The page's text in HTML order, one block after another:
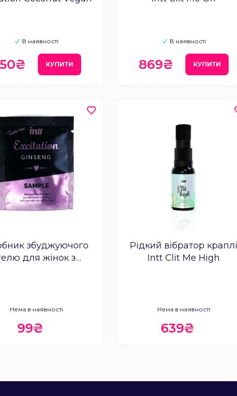
В наявності
КУПИТИ
В наявності
869₴ КУПИТИ
збуджуючого
для жінок з
Нема в наявності
99₴
Рідкий вібратор краплі
Intt Clit Me High
Нема в наявності
639₴